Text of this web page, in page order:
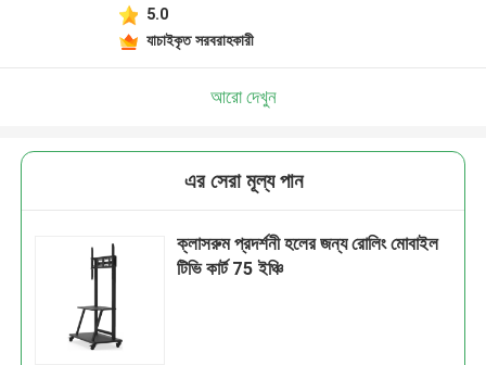
5.0
যাচাইকৃত সরবরাহকারী
আরো দেখুন
এর সেরা মূল্য পান
ক্লাসরুম প্রদর্শনী হলের জন্য রোলিং মোবাইল
টিভি কার্ট 75 ইঞ্চি